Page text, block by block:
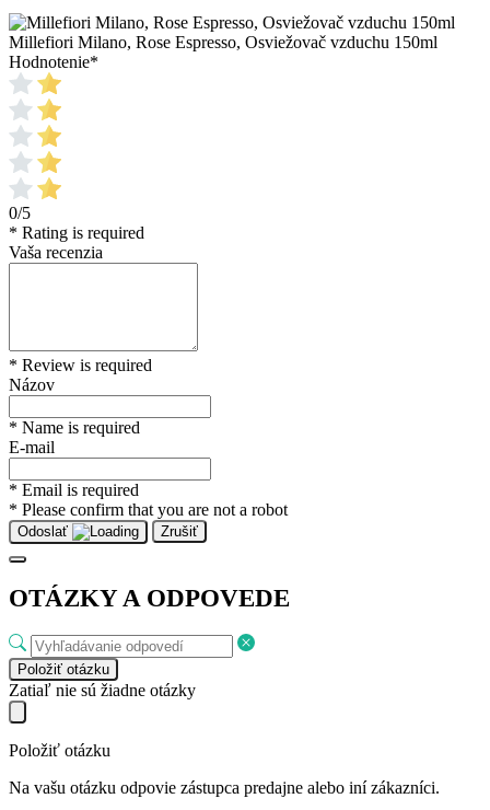
Millefiori Milano, Rose Espresso, Osviežovač vzduchu 150ml
Hodnotenie*
0/5
* Rating is required
Vaša recenzia
* Review is required
Názov
* Name is required
E-mail
* Email is required
* Please confirm that you are not a robot
Odoslať Zrušiť
OTÁZKY A ODPOVEDE
Položiť otázku
Zatiaľ nie sú žiadne otázky
Položiť otázku
Na vašu otázku odpovie zástupca predajne alebo iní zákazníci.